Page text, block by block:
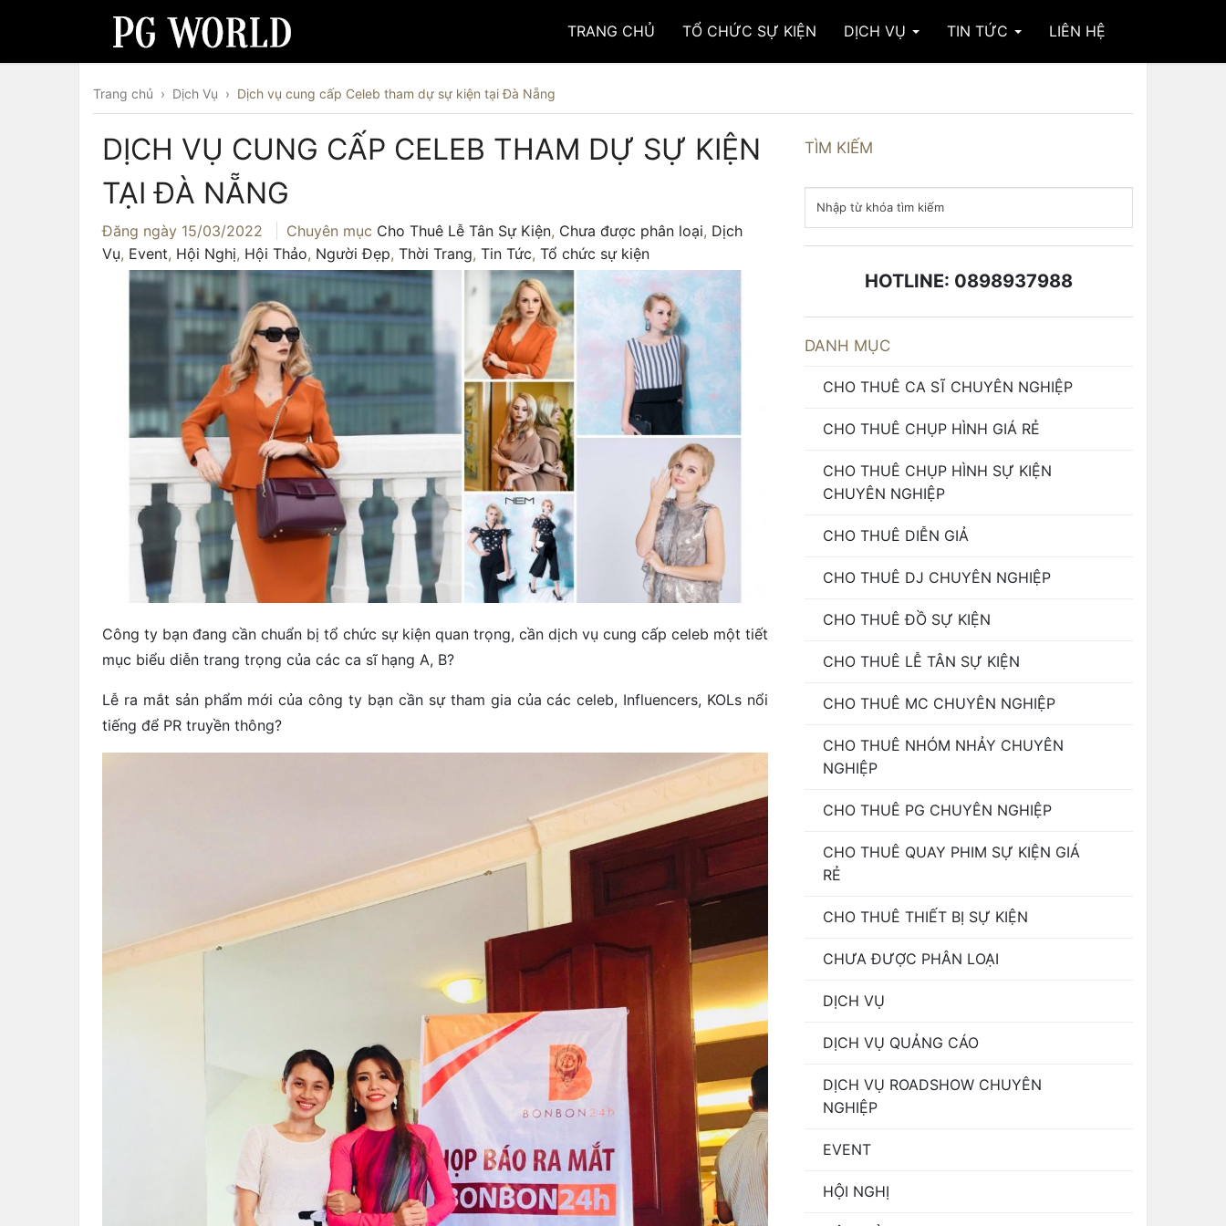
TRANG CHỦ TỔ CHỨC SỰ KIỆN DỊCH VỤ TIN TỨC LIÊN HỆ
Trang chủ › Dịch Vụ › Dịch vụ cung cấp Celeb tham dự sự kiện tại Đà Nẵng
DỊCH VỤ CUNG CẤP CELEB THAM DỰ SỰ KIỆN
TẠI ĐÀ NẴNG
Đăng ngày 15/03/2022 Chuyên mục Cho Thuê Lễ Tân Sự Kiện, Chưa được phân loại, Dịch
Vụ, Event, Hội Nghị, Hội Thảo, Người Đẹp, Thời Trang, Tin Tức, Tổ chức sự kiện
Công ty bạn đang cần chuẩn bị tổ chức sự kiện quan trọng, cần dịch vụ cung cấp celeb một tiết
mục biểu diễn trang trọng của các ca sĩ hạng A, B?
Lễ ra mắt sản phẩm mới của công ty bạn cần sự tham gia của các celeb, Influencers, KOLs nổi
tiếng để PR truyền thông?
TÌM KIẾM
HOTLINE: 0898937988
DANH MỤC
CHO THUÊ CA SĨ CHUYÊN NGHIỆP
CHO THUÊ CHỤP HÌNH GIÁ RẺ
CHO THUÊ CHỤP HÌNH SỰ KIỆN
CHUYÊN NGHIỆP
CHO THUÊ DIỄN GIẢ
CHO THUÊ DJ CHUYÊN NGHIỆP
CHO THUÊ ĐỒ SỰ KIỆN
CHO THUÊ LỄ TÂN SỰ KIỆN
CHO THUÊ MC CHUYÊN NGHIỆP
CHO THUÊ NHÓM NHẢY CHUYÊN
NGHIỆP
CHO THUÊ PG CHUYÊN NGHIỆP
CHO THUÊ QUAY PHIM SỰ KIỆN GIÁ
RẺ
CHO THUÊ THIẾT BỊ SỰ KIỆN
CHƯA ĐƯỢC PHÂN LOẠI
DỊCH VỤ
DỊCH VỤ QUẢNG CÁO
DỊCH VỤ ROADSHOW CHUYÊN
NGHIỆP
EVENT
HỘI NGHỊ